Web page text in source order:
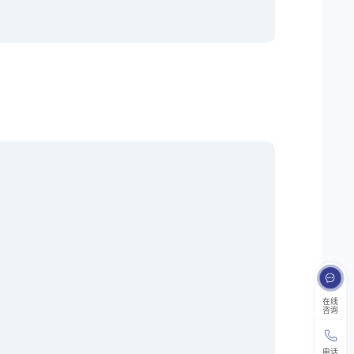
在线
咨询
电话